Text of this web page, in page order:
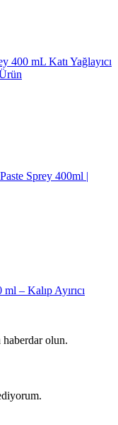
400 mL Katı Yağlayıcı
Sprey 400ml |
– Kalıp Ayırıcı
olun.